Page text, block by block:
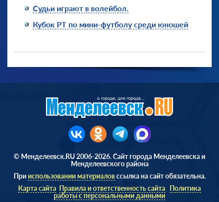
Судьи играют в волейбол.
Кубок РТ по мини-футболу среди юношей
© Менделеевск.RU 2006-2026. Сайт города Менделеевска и
Менделеевского района
Прииспользовании материаловссылка на сайт обязательна.
Карта сайта Правила и ответственность сайта Политика
работы с персональными данными